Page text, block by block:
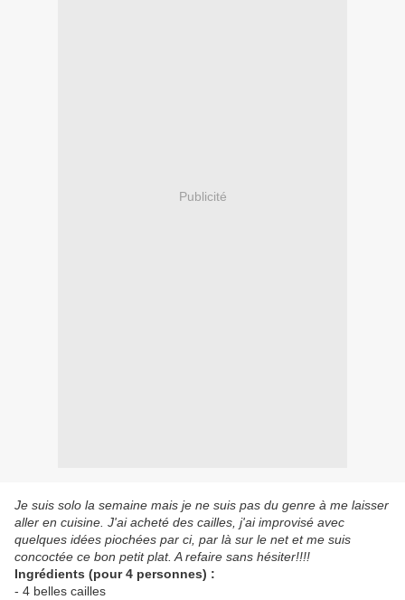
Publicité
Je suis solo la semaine mais je ne suis pas du genre à me laisser
aller en cuisine. J'ai acheté des cailles, j'ai improvisé avec
quelques idées piochées par ci, par là sur le net et me suis
concoctée ce bon petit plat. A refaire sans hésiter!!!!
Ingrédients (pour 4 personnes) :
- 4 belles cailles